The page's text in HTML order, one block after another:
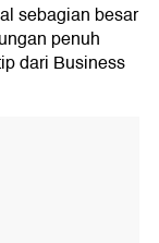
sebagian besar
penuh
dari Business